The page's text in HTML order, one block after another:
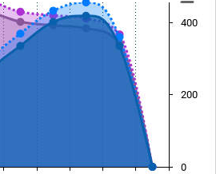
0
200
400